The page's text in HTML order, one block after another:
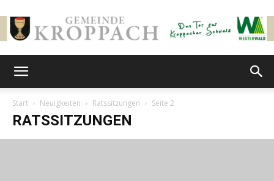
Start Neuigkeiten Ratssitzungen Seite 2
RATSSITZUNGEN